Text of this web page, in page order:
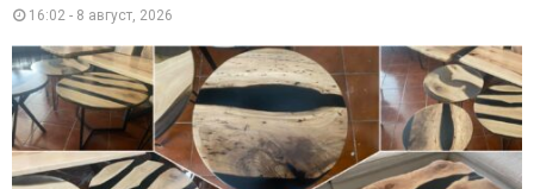
16:02 - 8 август, 2026